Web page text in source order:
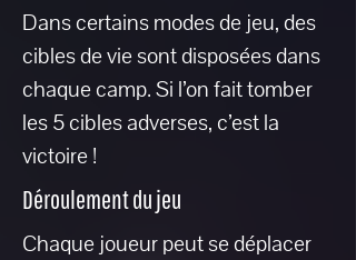
Dans certains modes de jeu, des
cibles de vie sont disposées dans
chaque camp. Si l’on fait tomber
les 5 cibles adverses, c’est la
victoire !
Déroulement du jeu
Chaque joueur peut se déplacer